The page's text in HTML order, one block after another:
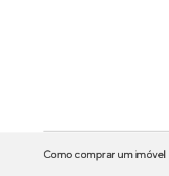
Como comprar um imóvel